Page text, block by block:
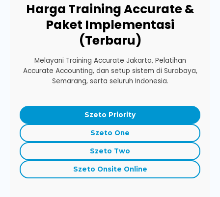
Harga Training Accurate &
Paket Implementasi
(Terbaru)
Melayani Training Accurate Jakarta, Pelatihan
Accurate Accounting, dan setup sistem di Surabaya,
Semarang, serta seluruh Indonesia.
Szeto Priority
Szeto One
Szeto Two
Szeto Onsite Online